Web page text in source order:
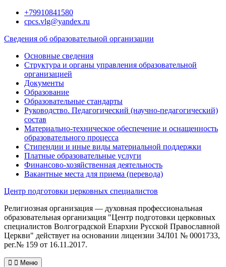
Перейти+79910841580
cpcs.vlg@yandex.ru
Сведения об образовательной организации
Основные сведения
Структура и органы управления образовательной
организацией
Документы
Образование
Образовательные стандарты
Руководство. Педагогический (научно-педагогический)
состав
Материально-техническое обеспечение и оснащенность
образовательного процесса
Стипендии и иные виды материальной поддержки
Платные образовательные услуги
Финансово-хозяйственная деятельность
Вакантные места для приема (перевода)
Центр подготовки церковных специалистов
Религиозная организация — духовная профессиональная
образовательная организация "Центр подготовки церковных
специалистов Волгоградской Eпархии Русской Православной
Церкви" действует на основании лицензии 34Л01 № 0001733,
рег.№ 159 от 16.11.2017.
Меню